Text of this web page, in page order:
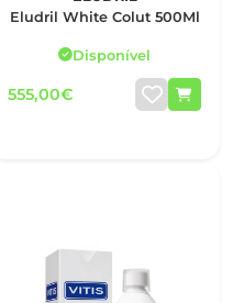
Eludril White Colut 500Ml
Disponível
555,00€